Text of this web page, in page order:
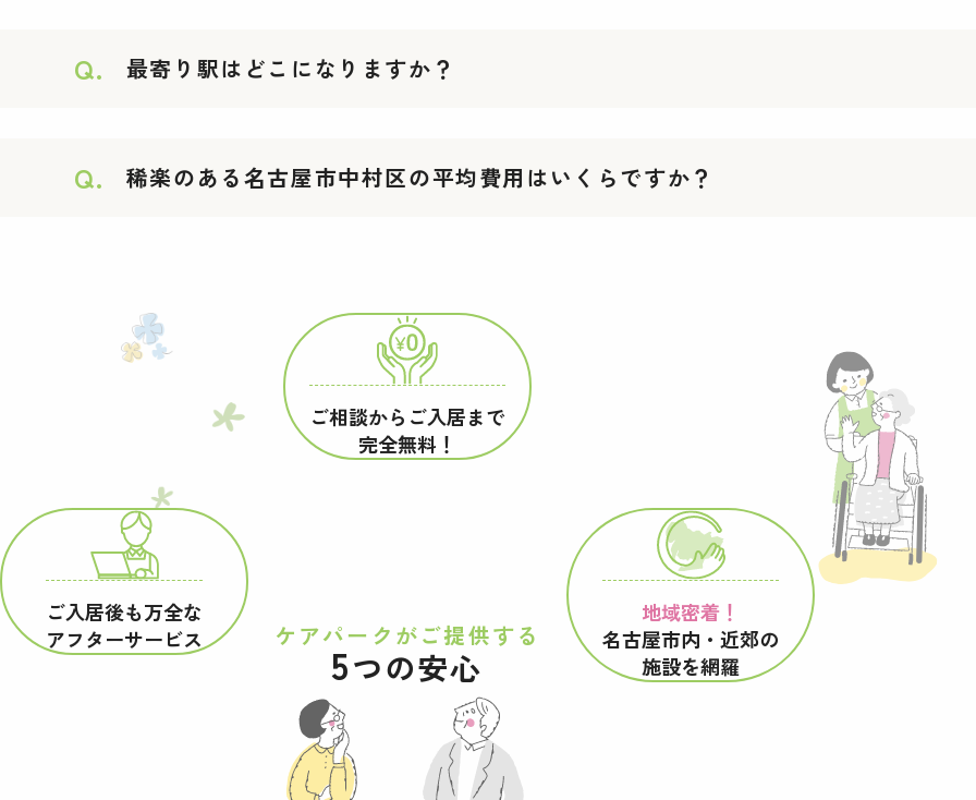
Q. 最寄り駅はどこになりますか？
Q. 稀楽のある名古屋市中村区の平均費用はいくらですか？
ケアパークがご提供する
5つの安心
ご相談からご入居まで
完全無料！
地域密着！
名古屋市内・近郊の
施設を網羅
ご入居後も万全な
アフターサービス